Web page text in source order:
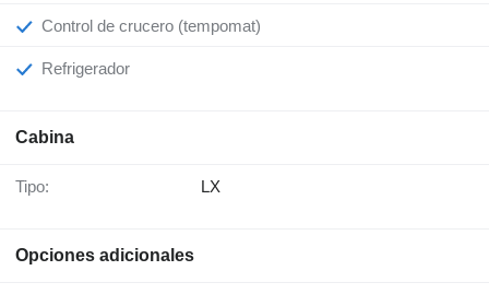
Control de crucero (tempomat)
Refrigerador
Cabina
Tipo: LX
Opciones adicionales